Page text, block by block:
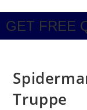
GET FREE
Truppe